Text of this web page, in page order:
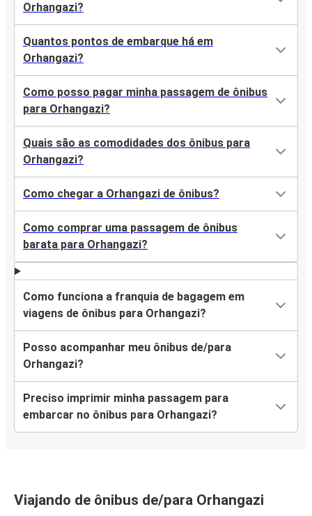
Orhangazi?
Quantos pontos de embarque há em
Orhangazi?
Como posso pagar minha passagem de ônibus
para Orhangazi?
Quais são as comodidades dos ônibus para
Orhangazi?
Como chegar a Orhangazi de ônibus?
Como comprar uma passagem de ônibus
barata para Orhangazi?
Como funciona a franquia de bagagem em
viagens de ônibus para Orhangazi?
Posso acompanhar meu ônibus de/para
Orhangazi?
Preciso imprimir minha passagem para
embarcar no ônibus para Orhangazi?
Viajando de ônibus de/para Orhangazi